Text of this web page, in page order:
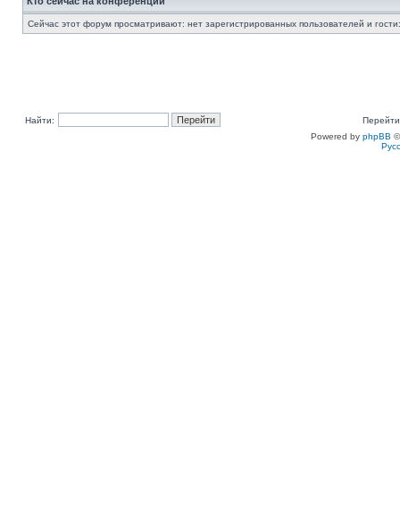
Сейчас этот форум просматривают: нет зарегистрированных пользователей и
Найти:
Powered by phpBB